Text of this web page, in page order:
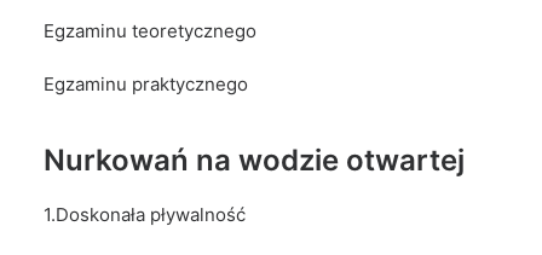
Egzaminu teoretycznego
Egzaminu praktycznego
Nurkowań na wodzie otwartej
1.Doskonała pływalność